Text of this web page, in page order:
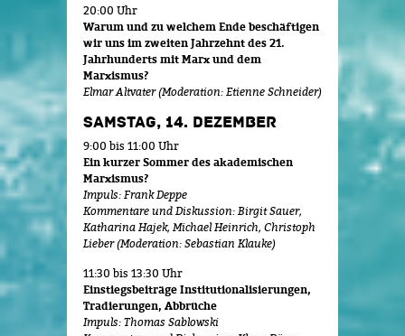
20:00 Uhr
Warum und zu welchem Ende beschäftigen
wir uns im zweiten Jahrzehnt des 21.
Jahrhunderts mit Marx und dem
Marxismus?
Elmar Altvater (Moderation: Etienne Schneider)
SAMSTAG, 14. DEZEMBER
9:00 bis 11:00 Uhr
Ein kurzer Sommer des akademischen
Marxismus?
Impuls: Frank Deppe
Kommentare und Diskussion: Birgit Sauer,
Katharina Hajek, Michael Heinrich, Christoph
Lieber (Moderation: Sebastian Klauke)
11:30 bis 13:30 Uhr
Einstiegsbeiträge Institutionalisierungen,
Tradierungen, Abbrüche
Impuls: Thomas Sablowski